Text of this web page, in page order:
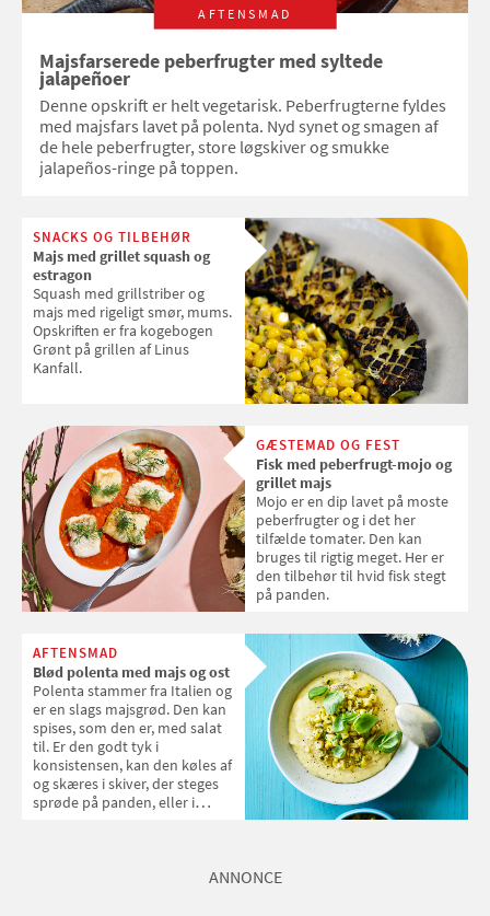
AFTENSMAD
Majsfarserede peberfrugter med syltede
jalapeñoer
Denne opskrift er helt vegetarisk. Peberfrugterne fyldes
med majsfars lavet på polenta. Nyd synet og smagen af
de hele peberfrugter, store løgskiver og smukke
jalapeños-ringe på toppen.
SNACKS OG TILBEHØR
Majs med grillet squash og
estragon
Squash med grillstriber og
majs med rigeligt smør, mums.
Opskriften er fra kogebogen
Grønt på grillen af Linus
Kanfall.
GÆSTEMAD OG FEST
Fisk med peberfrugt-mojo og
grillet majs
Mojo er en dip lavet på moste
peberfrugter og i det her
tilfælde tomater. Den kan
bruges til rigtig meget. Her er
den tilbehør til hvid fisk stegt
på panden.
AFTENSMAD
Blød polenta med majs og ost
Polenta stammer fra Italien og
er en slags majsgrød. Den kan
spises, som den er, med salat
til. Er den godt tyk i
konsistensen, kan den køles af
og skæres i skiver, der steges
sprøde på panden, eller i
ANNONCE